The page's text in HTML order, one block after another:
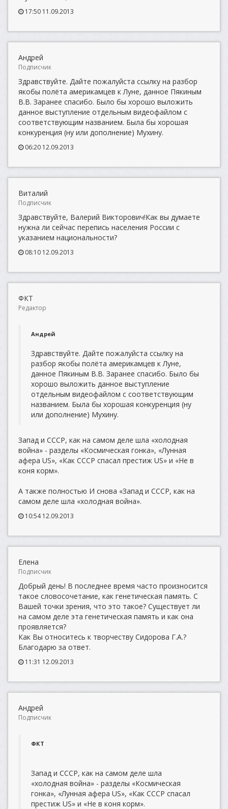
17:50 11.09.2013
Андрей
Подписчик
Здравствуйте. Дайте пожалуйста ссылку на разбор
якобы полёта америкамцев к Луне, данное Пякиным
В.В. Заранее спасибо. Было бы хорошо выложить
данное выступление отдельным видеофайлом с
соответствующим названием. Была бы хорошая
конкуренция (ну или дополнение) Мухину.
06:20 12.09.2013
Виталий
Подписчик
Здравствуйте, Валерий Викторович!Как вы думаете
нужна ли сейчас перепись населения России с
указанием национальности?
08:10 12.09.2013
ФКТ
Редактор
Андрей
Здравствуйте. Дайте пожалуйста ссылку на
разбор якобы полёта америкамцев к Луне,
данное Пякиным В.В. Заранее спасибо. Было бы
хорошо выложить данное выступление
отдельным видеофайлом с соответствующим
названием. Была бы хорошая конкуренция (ну
или дополнение) Мухину.
Запад и СССР, как на самом деле шла «холодная
война» - разделы «Космическая гонка», «Лунная
афера US», «Как СССР спасал престиж US» и «Не в
коня корм».
А также полностью И снова «Запад и СССР, как на
самом деле шла «холодная война».
10:54 12.09.2013
Елена
Подписчик
Добрый день! В последнее время часто произносится
такое словосочетание, как генетическая память. С
Вашей точки зрения, что это такое? Существует ли
на самом деле эта генетическая память и как она
проявляется?
Как Вы относитесь к творчеству Сидорова Г.А.?
Благодарю за ответ.
11:31 12.09.2013
Андрей
Подписчик
ФКТ
Запад и СССР, как на самом деле шла
«холодная война» - разделы «Космическая
гонка», «Лунная афера US», «Как СССР спасал
престиж US» и «Не в коня корм».